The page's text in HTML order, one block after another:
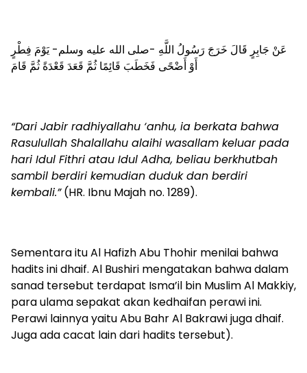
عَنْ جَابِرٍ قَالَ خَرَجَ رَسُولُ اللَّهِ -صلى الله عليه وسلم- يَوْمَ فِطْرٍ
أَوْ أَضْحًى فَخَطَبَ قَائِمًا ثُمَّ قَعَدَ قَعْدَةً ثُمَّ قَامَ
“Dari Jabir radhiyallahu ‘anhu, ia berkata bahwa
Rasulullah Shalallahu alaihi wasallam keluar pada
hari Idul Fithri atau Idul Adha, beliau berkhutbah
sambil berdiri kemudian duduk dan berdiri
kembali.”(HR. Ibnu Majah no. 1289).
Sementara itu Al Hafizh Abu Thohir menilai bahwa
hadits ini dhaif. Al Bushiri mengatakan bahwa dalam
sanad tersebut terdapat Isma’il bin Muslim Al Makkiy,
para ulama sepakat akan kedhaifan perawi ini.
Perawi lainnya yaitu Abu Bahr Al Bakrawi juga dhaif.
Juga ada cacat lain dari hadits tersebut).